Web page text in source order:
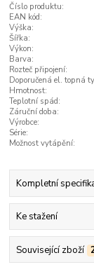
Číslo produktu:
EAN kód:
Výška:
Šířka:
Výkon:
Barva:
Rozteč připojení:
Doporučená el. topná
Hmotnost:
Teplotní spád:
Záruční doba:
Výrobce:
Série:
Možnost vytápění:
Kompletní
Ke stažení
Související zboží